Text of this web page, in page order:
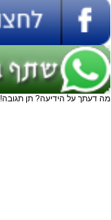
מה דעתך על הידיעה? תן תגובה!